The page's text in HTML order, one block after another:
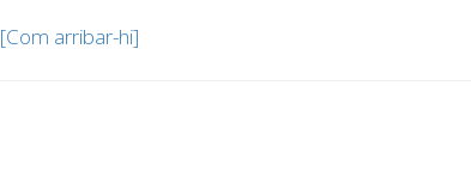
[Com arribar-hi]